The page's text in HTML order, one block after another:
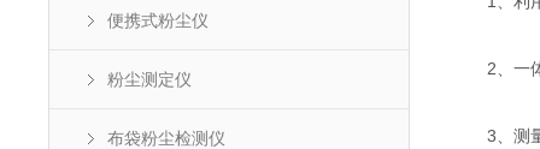
便携式粉尘仪
粉尘测定仪
布袋粉尘检测仪
2、一体
3、测量